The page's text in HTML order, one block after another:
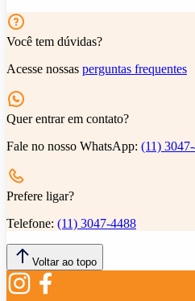
Você tem dúvidas?
Acesse nossas perguntas frequentes
Quer entrar em contato?
Fale no nosso WhatsApp: (11)
Prefere ligar?
Telefone: (11) 3047-4488
Voltar ao topo